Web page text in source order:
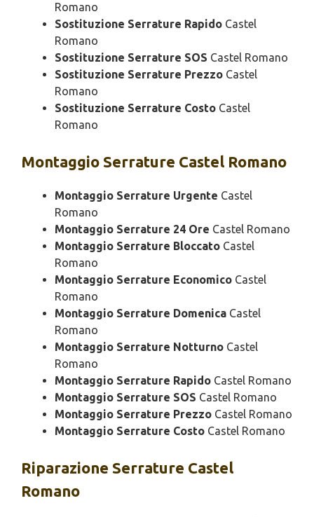
Romano
Sostituzione Serrature Rapido Castel
Romano
Sostituzione Serrature SOS Castel Romano
Sostituzione Serrature Prezzo Castel
Romano
Sostituzione Serrature Costo Castel
Romano
Montaggio Serrature Castel Romano
Montaggio Serrature Urgente Castel
Romano
Montaggio Serrature 24 Ore Castel Romano
Montaggio Serrature Bloccato Castel
Romano
Montaggio Serrature Economico Castel
Romano
Montaggio Serrature Domenica Castel
Romano
Montaggio Serrature Notturno Castel
Romano
Montaggio Serrature Rapido Castel Romano
Montaggio Serrature SOS Castel Romano
Montaggio Serrature Prezzo Castel Romano
Montaggio Serrature Costo Castel Romano
Riparazione Serrature Castel
Romano